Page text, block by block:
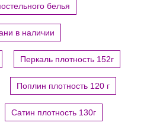
белья
в наличии
Перкаль плотность 152г
Поплин плотность 120 г
Сатин плотность 130г